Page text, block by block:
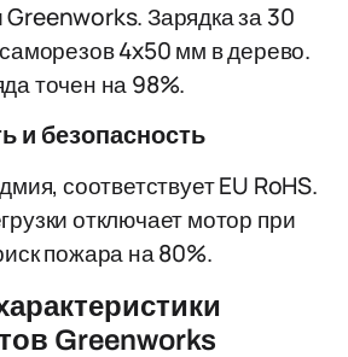
Зарядка за 30
4x50 мм в дерево.
точен на 98%.
и безопасность
соответствует EU RoHS.
отключает мотор при
пожара на 80%.
Greenworks